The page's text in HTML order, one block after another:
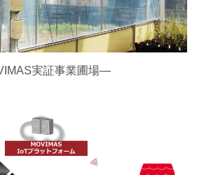
実証事業圃場―